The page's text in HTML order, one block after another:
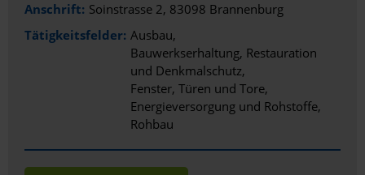
Anschrift: Soinstrasse 2, 83098 Brannenburg
Tätigkeitsfelder: Ausbau
Bauwerkserhaltung, Restauration
und Denkmalschutz
Fenster, Türen und Tore
Energieversorgung und Rohstoffe
Rohbau